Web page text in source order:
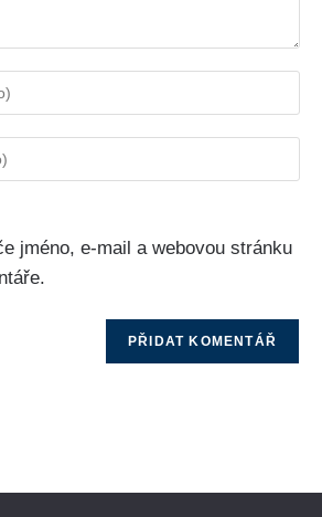
jméno, e-mail a webovou stránku